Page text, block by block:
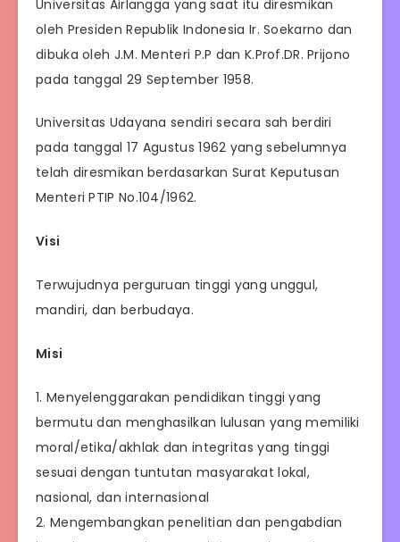
Universitas Airlangga yang saat itu diresmikan
oleh Presiden Republik Indonesia Ir. Soekarno dan
dibuka oleh J.M. Menteri P.P dan K.Prof.DR. Prijono
pada tanggal 29 September 1958.
Universitas Udayana sendiri secara sah berdiri
pada tanggal 17 Agustus 1962 yang sebelumnya
telah diresmikan berdasarkan Surat Keputusan
Menteri PTIP No.104/1962.
Visi
Terwujudnya perguruan tinggi yang unggul,
mandiri, dan berbudaya.
Misi
1. Menyelenggarakan pendidikan tinggi yang
bermutu dan menghasilkan lulusan yang memiliki
moral/etika/akhlak dan integritas yang tinggi
sesuai dengan tuntutan masyarakat lokal,
nasional, dan internasional
2. Mengembangkan penelitian dan pengabdian